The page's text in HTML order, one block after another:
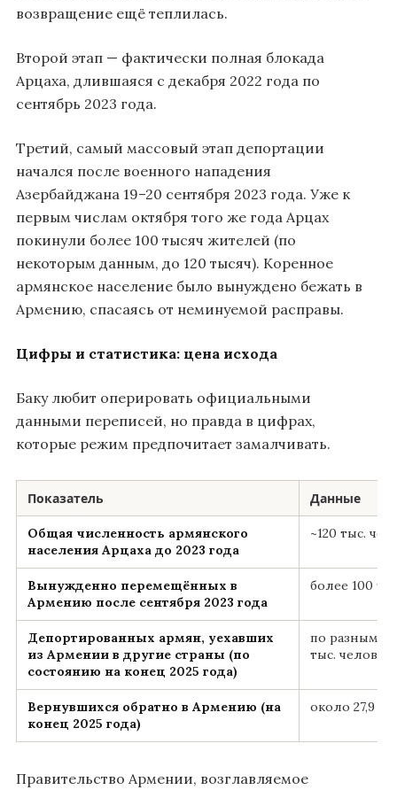
возвращение ещё теплилась.
Второй этап — фактически полная блокада
Арцаха, длившаяся с декабря 2022 года по
сентябрь 2023 года.
Третий, самый массовый этап депортации
начался после военного нападения
Азербайджана 19–20 сентября 2023 года. Уже к
первым числам октября того же года Арцах
покинули более 100 тысяч жителей (по
некоторым данным, до 120 тысяч). Коренное
армянское население было вынуждено бежать в
Армению, спасаясь от неминуемой расправы.
Цифры и статистика: цена исхода
Баку любит оперировать официальными
данными переписей, но правда в цифрах,
которые режим предпочитает замалчивать.
Показатель Данные
Общая численность армянского
населения Арцаха до 2023 года
~120 тыс.
Вынужденно перемещённых в
Армению после сентября 2023 года
более 100
Депортированных армян, уехавших
из Армении в другие страны (по
состоянию на конец 2025 года)
по разным
тыс. человек
Вернувшихся обратно в Армению (на
конец 2025 года)
около 27,9
Правительство Армении, возглавляемое